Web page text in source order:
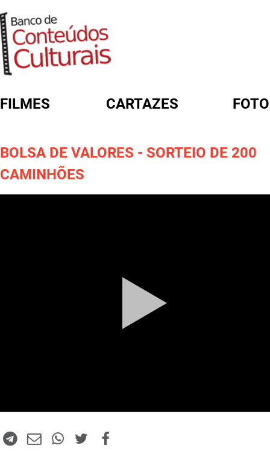
FILMES CARTAZES
BOLSA DE VALORES - SORTEIO DE 200
CAMINHÕES